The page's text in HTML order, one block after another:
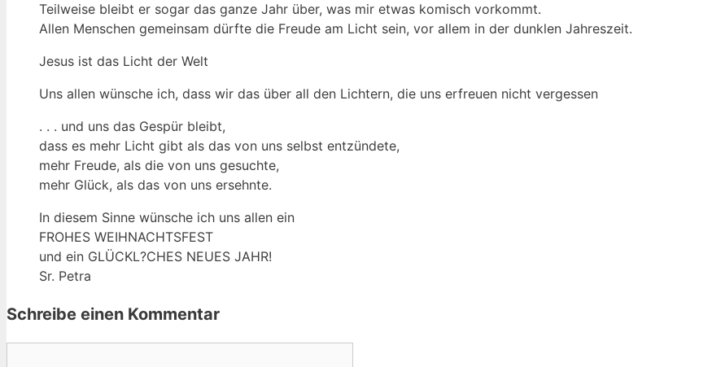
Teilweise bleibt er sogar das ganze Jahr über, was mir etwas komisch vorkommt.
Allen Menschen gemeinsam dürfte die Freude am Licht sein, vor allem in der dunklen Jahreszeit.
Jesus ist das Licht der Welt
Uns allen wünsche ich, dass wir das über all den Lichtern, die uns erfreuen nicht vergessen
. . . und uns das Gespür bleibt,
dass es mehr Licht gibt als das von uns selbst entzündete,
mehr Freude, als die von uns gesuchte,
mehr Glück, als das von uns ersehnte.
In diesem Sinne wünsche ich uns allen ein
FROHES WEIHNACHTSFEST
und ein GLÜCKL?CHES NEUES JAHR!
Sr. Petra
Schreibe einen Kommentar